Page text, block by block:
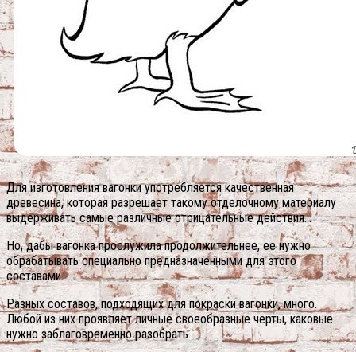
Для изготовления вагонки употребляется качественная
древесина, которая разрешает такому отделочному материалу
выдерживать самые различные отрицательные действия…
Но, дабы вагонка прослужила продолжительнее, ее нужно
обрабатывать специально предназначенными для этого
составами.
Разных составов, подходящих для покраски вагонки, много.
Любой из них проявляет личные своеобразные черты, каковые
нужно заблаговременно разобрать.